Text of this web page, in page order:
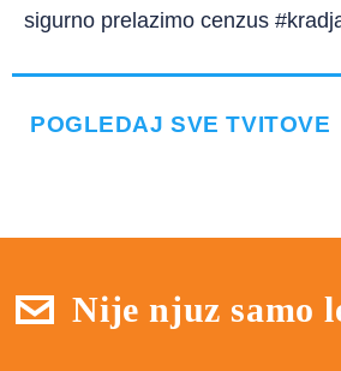
sigurno prelazimo cenzus
POGLEDAJ SVE TVITOVE
Nije njuz samo